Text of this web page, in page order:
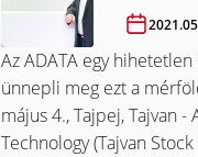
Az ADATA egy
ünnepli meg ezt a
május 4., Tajpej, Tajvan -
Technology (Tajvan